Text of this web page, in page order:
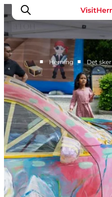
Det sker
Spis, drik og shop
Kunstlandet
Se og oplev
Find vej
Sov godt
Book overnatning
■ Herning ■ Det sker